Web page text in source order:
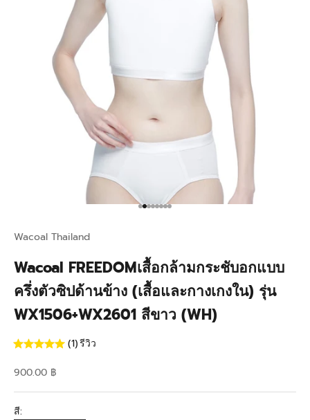
Go to item 1
Go to item 2
Go to item 3
Go to item 4
Go to item 5
Go to item 6
Go to item 7
Go to item 8
Wacoal Thailand
Wacoal FREEDOMเสื้อกล้ามกระชับอกแบบ
ครึ่งตัวซิปด้านข้าง (เสื้อและกางเกงใน) รุ่น
WX1506+WX2601 สีขาว (WH)
(1)รีวิว
Sale price
900.00 ฿
สี: